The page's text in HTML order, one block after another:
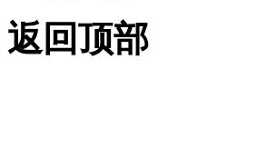
返回顶部